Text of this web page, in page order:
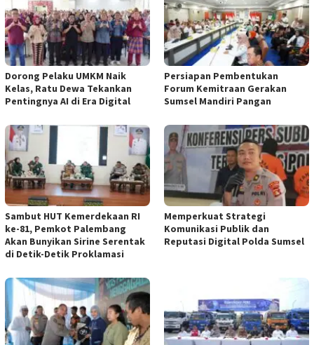
Dorong Pelaku UMKM Naik
Kelas, Ratu Dewa Tekankan
Pentingnya AI di Era Digital
Persiapan Pembentukan
Forum Kemitraan Gerakan
Sumsel Mandiri Pangan
Sambut HUT Kemerdekaan RI
ke-81, Pemkot Palembang
Akan Bunyikan Sirine Serentak
di Detik-Detik Proklamasi
Memperkuat Strategi
Komunikasi Publik dan
Reputasi Digital Polda Sumsel